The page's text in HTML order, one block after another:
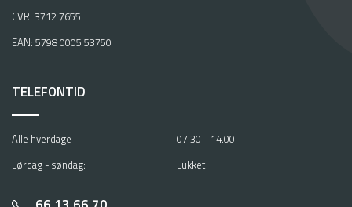
CVR: 3712 7655
EAN: 5798 0005 53750
TELEFONTID
Alle hverdage
07.30 - 14.00
Lørdag - søndag:
Lukket